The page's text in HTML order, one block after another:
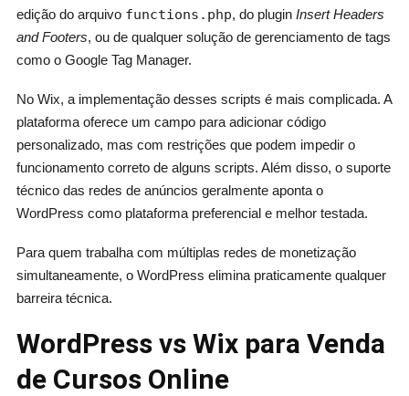
edição do arquivo functions.php, do plugin Insert Headers
and Footers, ou de qualquer solução de gerenciamento de tags
como o Google Tag Manager.
No Wix, a implementação desses scripts é mais complicada. A
plataforma oferece um campo para adicionar código
personalizado, mas com restrições que podem impedir o
funcionamento correto de alguns scripts. Além disso, o suporte
técnico das redes de anúncios geralmente aponta o
WordPress como plataforma preferencial e melhor testada.
Para quem trabalha com múltiplas redes de monetização
simultaneamente, o WordPress elimina praticamente qualquer
barreira técnica.
WordPress vs Wix para Venda
de Cursos Online